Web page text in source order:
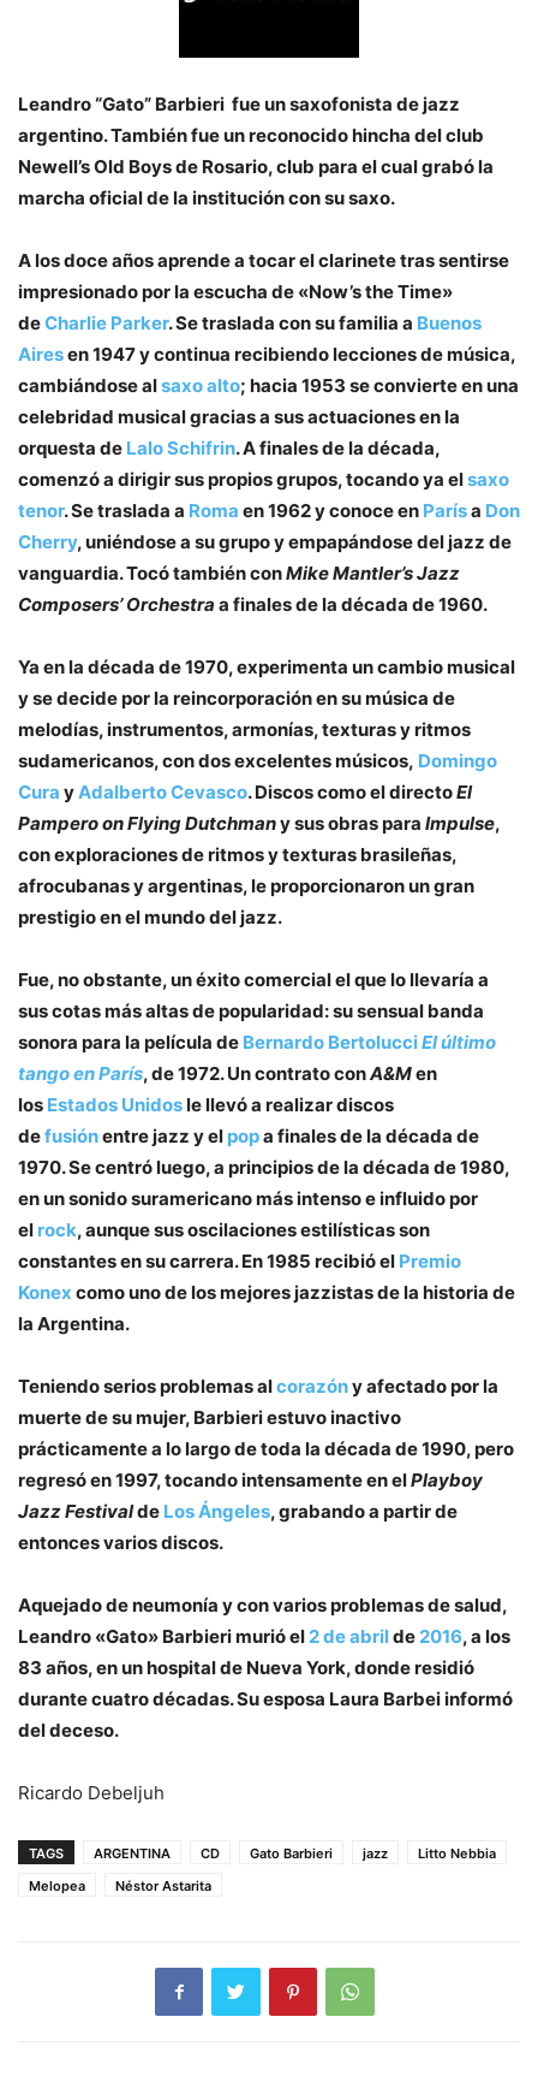
Leandro “Gato” Barbieri ​ fue un saxofonista de jazz
argentino. También fue un reconocido hincha del club
Newell’s Old Boys de Rosario, club para el cual grabó la
marcha oficial de la institución con su saxo.
A los doce años aprende a tocar el clarinete tras sentirse
impresionado por la escucha de «Now’s the Time»
deCharlie Parker. Se traslada con su familia a Buenos
Airesen 1947 y continua recibiendo lecciones de música,
cambiándose alsaxo alto; hacia 1953 se convierte en una
celebridad musical gracias a sus actuaciones en la
orquesta de Lalo Schifrin. A finales de la década,
comenzó a dirigir sus propios grupos, tocando ya elsaxo
tenor. Se traslada a Roma en 1962 y conoce en Parísa Don
Cherry, uniéndose a su grupo y empapándose del jazz de
vanguardia. Tocó también conMike Mantler’s Jazz
Composers’ Orchestra a finales de la década de 1960.
Ya en la década de 1970, experimenta un cambio musical
y se decide por la reincorporación en su música de
melodías, instrumentos, armonías, texturas y ritmos
sudamericanos, con dos excelentes músicos, Domingo
Cura yAdalberto Cevasco. Discos como el directoEl
Pampero on Flying Dutchmany sus obras para Impulse,
con exploraciones de ritmos y texturas brasileñas,
afrocubanas y argentinas, le proporcionaron un gran
prestigio en el mundo del jazz.
Fue, no obstante, un éxito comercial el que lo llevaría a
sus cotas más altas de popularidad: su sensual banda
sonora para la película de Bernardo BertolucciEl último
tango en París, de 1972. Un contrato conA&Men
los Estados Unidosle llevó a realizar discos
defusiónentre jazz y el popa finales de la década de
1970. Se centró luego, a principios de la década de 1980,
en un sonido suramericano más intenso e influido por
el rock, aunque sus oscilaciones estilísticas son
constantes en su carrera. En 1985 recibió el Premio
Konex como uno de los mejores jazzistas de la historia de
la Argentina.
Teniendo serios problemas alcorazóny afectado por la
muerte de su mujer, Barbieri estuvo inactivo
prácticamente a lo largo de toda la década de 1990, pero
regresó en 1997, tocando intensamente en elPlayboy
Jazz Festivalde Los Ángeles, grabando a partir de
entonces varios discos.
Aquejado de neumonía y con varios problemas de salud,
Leandro «Gato» Barbieri murió el 2 de abrilde 2016, a los
83 años, en un hospital de Nueva York, donde residió
durante cuatro décadas. Su esposa Laura Barbei informó
del deceso.
Ricardo Debeljuh
TAGS ARGENTINA CD Gato Barbieri jazz
Litto Nebbia
Melopea
Néstor Astarita